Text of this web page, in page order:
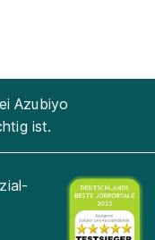
Azubiyo
ist.